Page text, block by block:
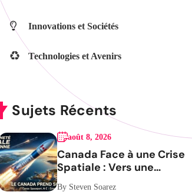
Innovations et Sociétés
Technologies et Avenirs
Sujets Récents
août 8, 2026
Canada Face à une Crise
Spatiale : Vers une
Indépendance Stratégique
By Steven Soarez